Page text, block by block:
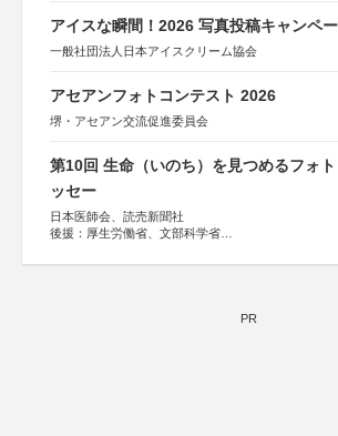
アイスな瞬間！2026 写真投稿キャンペ
一般社団法人日本アイスクリーム協会
アセアンフォトコンテスト 2026
堺・アセアン交流促進委員会
第10回 生命（いのち）を見つめるフォ
ッセー
日本医師会、読売新聞社
後援：厚生労働省、文部科学省
しん生命保険株式会社
PR